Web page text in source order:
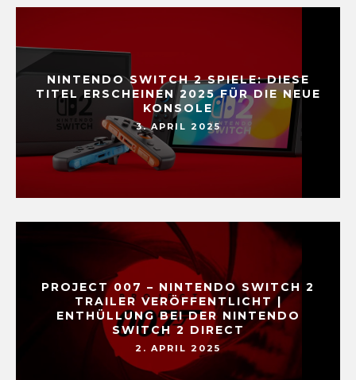
NINTENDO SWITCH 2 SPIELE: DIESE
TITEL ERSCHEINEN 2025 FÜR DIE NEUE
KONSOLE
3. APRIL 2025
PROJECT 007 – NINTENDO SWITCH 2
TRAILER VERÖFFENTLICHT |
ENTHÜLLUNG BEI DER NINTENDO
SWITCH 2 DIRECT
2. APRIL 2025